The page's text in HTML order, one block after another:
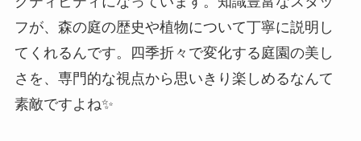
フが、森の庭の歴史や植物について丁寧に説明し
てくれるんです。四季折々で変化する庭園の美し
さを、専門的な視点から思いきり楽しめるなんて
素敵ですよね✨